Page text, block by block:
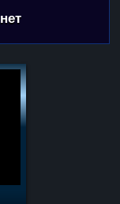
нет